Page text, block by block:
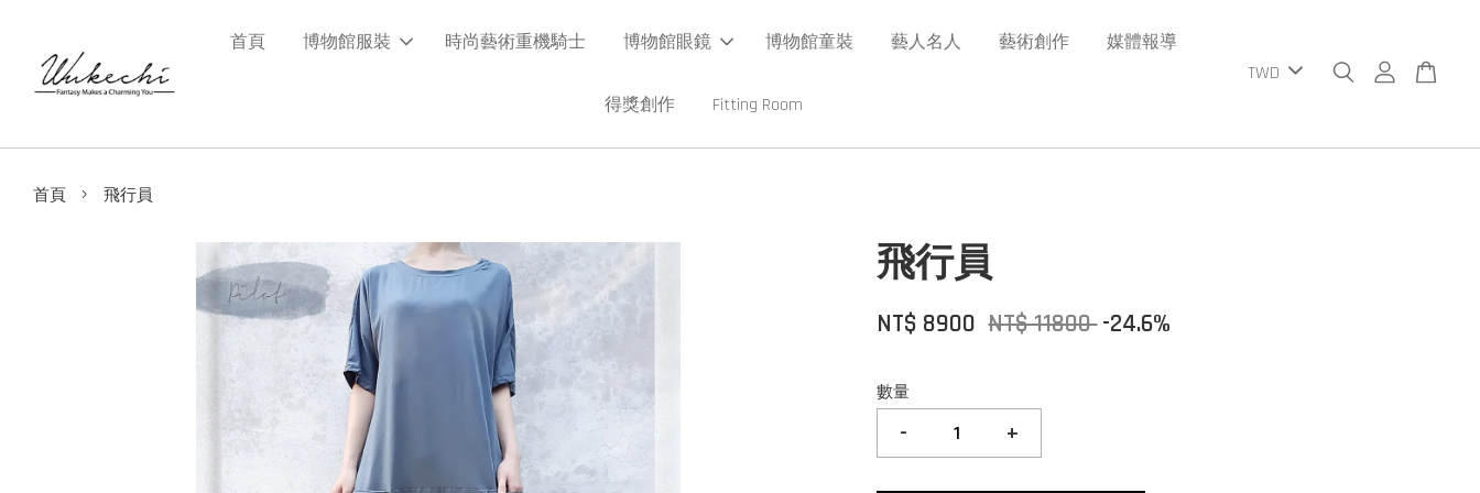
首頁 博物館服裝 時尚藝術重機騎士 博物館眼鏡 博物館童裝 藝人名人 藝術創作 媒體報導
得獎創作 Fitting Room
首頁 › 飛行員
飛行員
NT$ 8900 NT$ 11800-24.6%
數量
- +